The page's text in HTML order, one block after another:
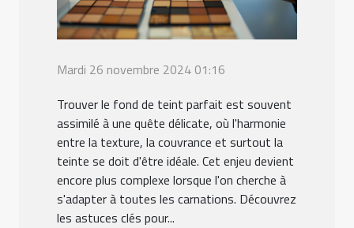
Mardi 26 novembre 2024 01:16
Trouver le fond de teint parfait est souvent
assimilé à une quête délicate, où l'harmonie
entre la texture, la couvrance et surtout la
teinte se doit d'être idéale. Cet enjeu devient
encore plus complexe lorsque l'on cherche à
s'adapter à toutes les carnations. Découvrez
les astuces clés pour...